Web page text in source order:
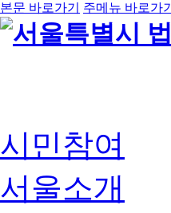
본문 바로가기 주메뉴 바로가기
시민참여
서울소개